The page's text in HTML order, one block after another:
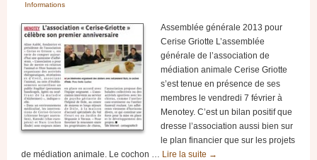
Informations
Assemblée générale 2013 pour
Cerise Griotte L’assemblée
générale de l’association de
médiation animale Cerise Griotte
s’est tenue en présence de ses
membres le vendredi 7 février à
Menotey. C’est un bilan positif que
dresse l’association aussi bien sur
le plan financier que sur les projets
de médiation animale. Le cochon … Lire la suite →